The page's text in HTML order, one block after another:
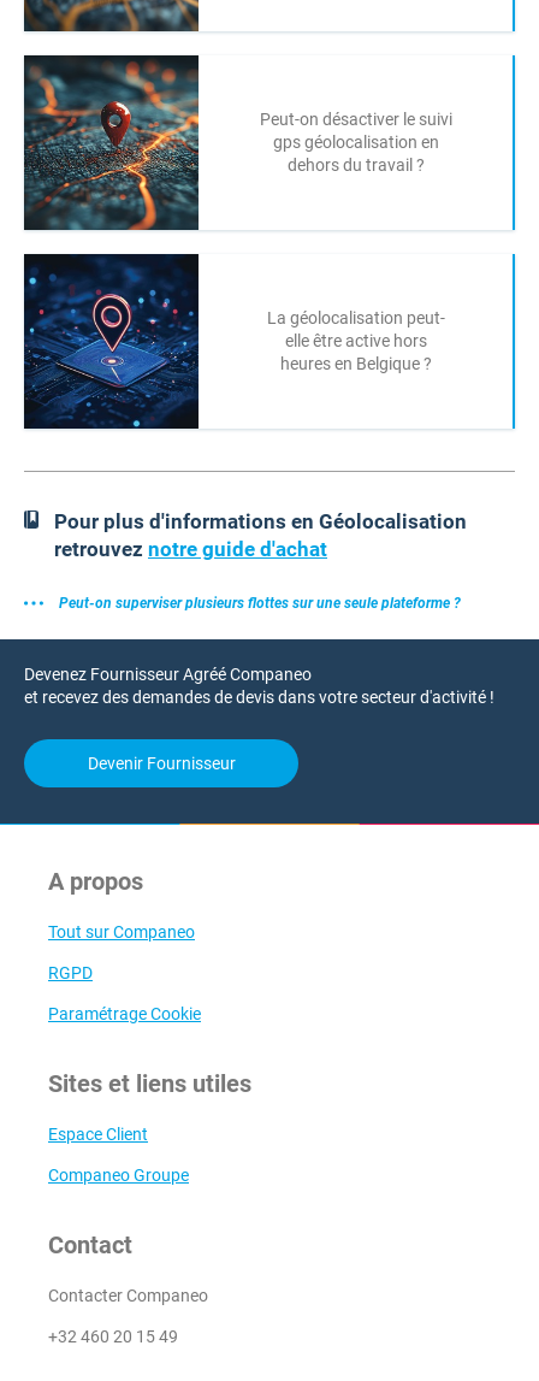
Peut-on désactiver le suivi
gps géolocalisation en
dehors du travail ?
La géolocalisation peut-
elle être active hors
heures en Belgique ?
Pour plus d'informations en Géolocalisation
retrouvez notre guide d'achat
Peut-on superviser plusieurs flottes sur une seule plateforme ?
Devenez Fournisseur Agréé Companeo
et recevez des demandes de devis dans votre secteur d'activité !
Devenir Fournisseur
A propos
Tout sur Companeo
RGPD
Paramétrage Cookie
Sites et liens utiles
Espace Client
Companeo Groupe
Contact
Contacter Companeo
+32 460 20 15 49